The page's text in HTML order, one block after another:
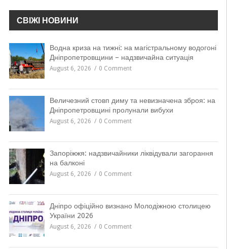
СВІЖІ НОВИНИ
Водна криза на тижні: на магістральному водогоні
Дніпропетровщини – надзвичайна ситуація
August 6, 2026 0 Comment
Величезний стовп диму та невизначена зброя: на
Дніпропетровщині пролунали вибухи
August 6, 2026 0 Comment
Запоріжжя: надзвичайники ліквідували загорання
на балконі
August 6, 2026 0 Comment
Дніпро офіційно визнано Молодіжною столицею
України 2026
August 6, 2026 0 Comment